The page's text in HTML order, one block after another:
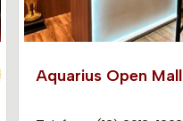
Aquarius Open Mall